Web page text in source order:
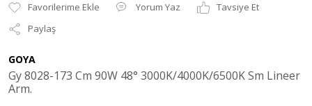
Yorum Yaz
Tavsiye Et
Paylaş
GOYA
Gy 8028-173 Cm 90W 48° 3000K/4000K/6500K Sm Lineer
Arm.